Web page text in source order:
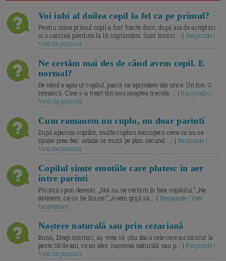
Voi iubi al doilea copil la fel ca pe primul?
Pentru mine primul copil a fost foarte dorit, după ani de așteptări
și o sarcină pierduta la 16 săptămâni. Sunt însărc... | Raspunde |
Vezi raspunsuri
Ne certăm mai des de când avem copil. E
normal?
De când a apărut copilul, parcă ne aprindem din orice. Un ton. O
remarcă. Cine s-a trezit din nou noaptea trecuta.... |Raspunde |
Vezi raspunsuri
Cum ramanem un cuplu, nu doar parinti
După apariția copiilor, multe cupluri descoperă ceva ce nu se
spune prea des: relația se mută pe plan secund. ... |Raspunde |
Vezi raspunsuri
Copilul simte emotiile care plutesc in aer
intre parinti
Părinții spun deseori: „Noi nu ne certăm în fața copilului.” „Ne
abținem, ca să fie liniște.” „Avem grijă să... | Raspunde | Vezi
raspunsuri
Naștere naturală sau prin cezariană
Bună, Dragi mămici, aș vrea să știu dacă cele care au născut la
peste 38 de ani, ce ați ales: nașterea naturală sau p... |Raspunde |
Vezi raspunsuri